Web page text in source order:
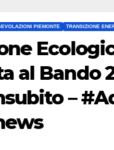
PIEMONTE TRANSIZIONE
al Bando
–